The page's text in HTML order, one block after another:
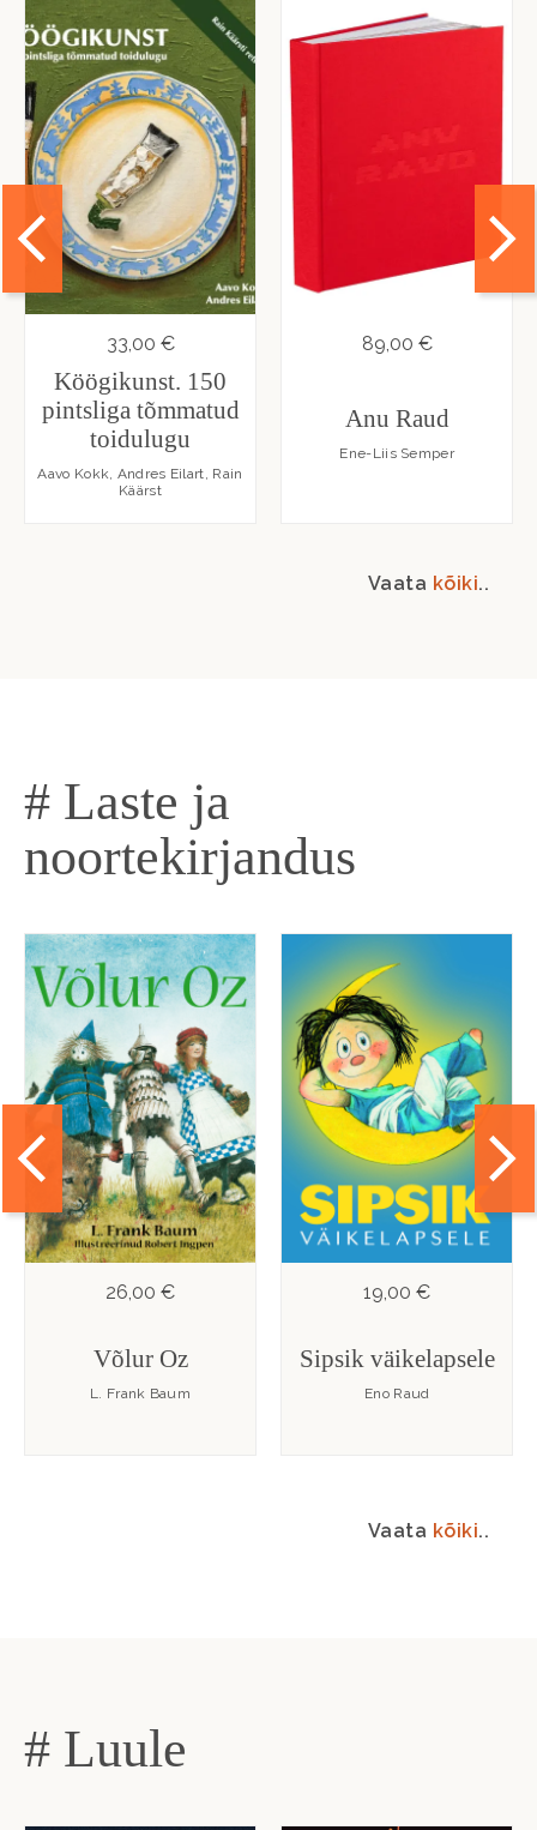
33,00 €
Köögikunst. 150
pintsliga tõmmatud
toidulugu
Aavo Kokk, Andres Eilart, Rain
Käärst
89,00 €
Anu Raud
Ene-Liis Semper
Vaata kõiki..
# Laste ja
noortekirjandus
26,00 €
Võlur Oz
L. Frank Baum
19,00 €
Sipsik väikelapsele
Eno Raud
Vaata kõiki..
# Luule